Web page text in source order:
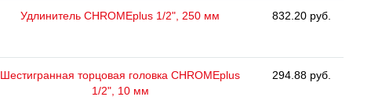
Удлинитель CHROMEplus 1/2", 250 мм 832.20 руб.
Шестигранная торцовая головка CHROMEplus
1/2", 10 мм
294.88 руб.